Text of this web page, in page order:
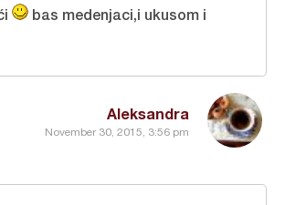
Aleksandra
November 30, 2015, 3:56 pm
bas medenjaci,i ukusom i